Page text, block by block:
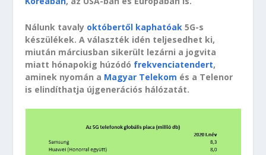
Nálunk tavaly októbertől kaphatóak 5G-s
készülékek. A választék idén teljesedhet ki,
miután márciusban sikerült lezárni a jogvita
miatt hónapokig húzódó frekvenciatendert,
aminek nyomán a Magyar Telekom és a Telenor
is elindíthatja újgenerációs hálózatát.